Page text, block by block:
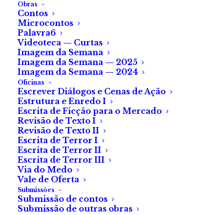
Obras
Contos
Microcontos
Palavra6
Videoteca — Curtas
Imagem da Semana
Imagem da Semana — 2025
Imagem da Semana — 2024
Oficinas
Escrever Diálogos e Cenas de Ação
Estrutura e Enredo I
Escrita de Ficção para o Mercado
Revisão de Texto I
Revisão de Texto II
Escrita de Terror I
Escrita de Terror II
Escrita de Terror III
Via do Medo
Vale de Oferta
Submissões
Submissão de contos
Submissão de outras obras
Crítica a «Pensive»
Um slasher lituano de
Jonas Trukanas
Todos sabemos o que uma
festa de adolescentes e uma
cabana numa floresta deserta
reserva no mundo do cinema
de terror